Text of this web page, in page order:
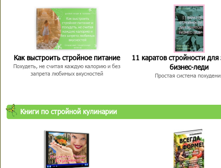
Как выстроить стройное питание
Похудеть, не считая каждую калорию и без
запрета любимых вкусностей
11 каратов стройности для
бизнес-леди
Простая система
Книги по стройной кулинарии